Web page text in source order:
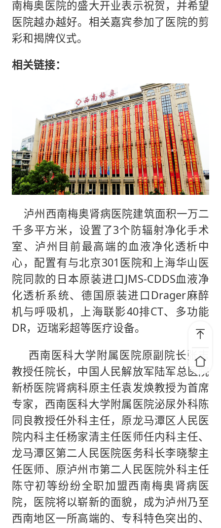
南梅奥医院的盛大开业表示祝贺，并希望
医院越办越好。相关嘉宾参加了医院的剪
彩和揭牌仪式。
相关链接：
泸州西南梅奥肾病医院建筑面积一万二
千多平方米，设置了3个防辐射净化手术
室、泸州目前最高端的血液净化透析中
心，配置有与北京301医院和上海华山医
院同款的日本原装进口JMS-CDDS血液净
化透析系统、德国原装进口Drager麻醉
机与呼吸机，上海联影40排CT、多功能
DR，迈瑞彩超等医疗设备。
西南医科大学附属医院原副院长张志
教授任院长，中国人民解放军陆军总医院
新桥医院肾病科原主任袁发焕教授为首席
专家，西南医科大学附属医院泌尿外科陈
同良教授任外科主任，原龙马潭区人民医
院内科主任杨家清主任医师任内科主任、
龙马潭区第二人民医院医务科长李晓黎主
任医师、原泸州市第二人民医院外科主任
陈守初等纷纷全职加盟西南梅奥肾病医
院，医院将以崭新的面貌，成为泸州乃至
西南地区一所高端的、专科特色突出的、